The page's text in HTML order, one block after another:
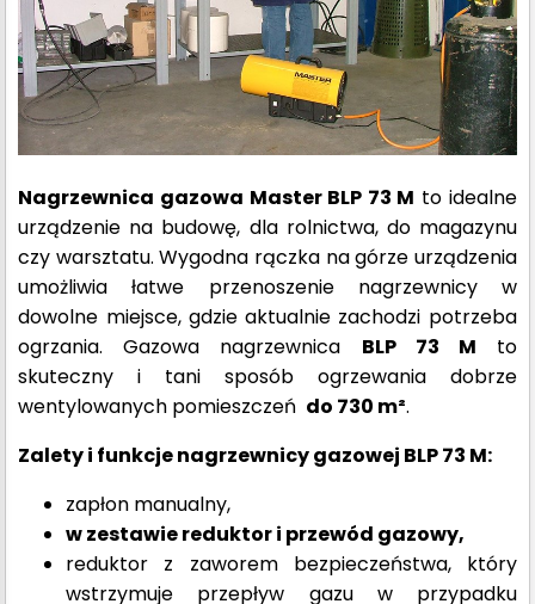
Nagrzewnica gazowa Master BLP 73 M to idealne
urządzenie na budowę, dla rolnictwa, do magazynu
czy warsztatu. Wygodna rączka na górze urządzenia
umożliwia łatwe przenoszenie nagrzewnicy w
dowolne miejsce, gdzie aktualnie zachodzi potrzeba
ogrzania. Gazowa nagrzewnica BLP 73 M to
skuteczny i tani sposób ogrzewania dobrze
wentylowanych pomieszczeń do 730 m².
Zalety i funkcje nagrzewnicy gazowej BLP 73 M:
zapłon manualny,
w zestawie reduktor i przewód gazowy,
reduktor z zaworem bezpieczeństwa, który
wstrzymuje przepływ gazu w przypadku